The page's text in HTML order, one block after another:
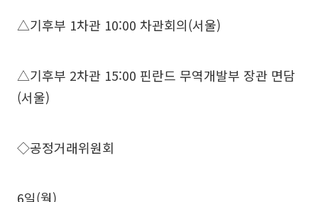
△기후부 1차관 10:00 차관회의(서울)
△기후부 2차관 15:00 핀란드 무역개발부 장관 면담
(서울)
◇공정거래위원회
6일(월)